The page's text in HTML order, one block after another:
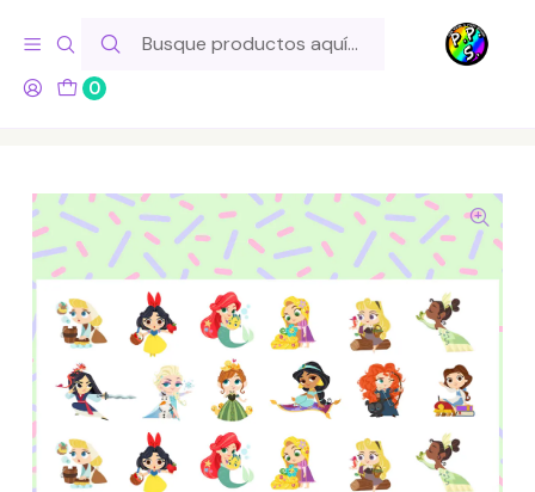
0
Hola! Si tu pedido incluye productos de fabricación propia,
ten en cuenta este tiempo para el despacho
Inicio Lo Hacemos Nosotros